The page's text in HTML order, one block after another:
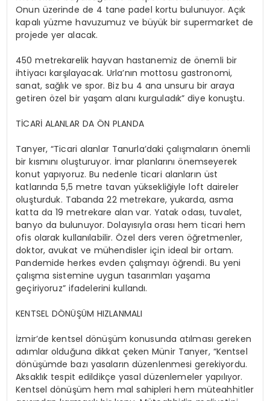
Onun üzerinde de 4 tanepadel kortu bulunuyor. Açık
kapalı yüzme havuzumuz ve büyük bir supermarket de
projede yer alacak.
450 metrekarelik hayvan hastanemiz de önemli bir
ihtiyacı karşılayacak. Urla’nın mottosu gastronomi,
sanat, sağlık ve spor. Biz bu 4 ana unsuru bir araya
getiren özel bir yaşam alanı kurguladık” diye konuştu.
TİCARİ ALANLAR DA ÖN PLANDA
Tanyer, “Ticari alanlar Tanurla’daki çalışmaların önemli
bir kısmını oluşturuyor. İmar planlarını önemseyerek
konut yapıyoruz. Bu nedenle ticari alanların üst
katlarında 5,5 metre tavan yüksekliğiyleloft daireler
oluşturduk. Tabanda 22 metrekare, yukarda, asma
katta da 19 metrekare alan var. Yatak odası, tuvalet,
banyo da bulunuyor. Dolayısıyla orası hem ticari hem
ofis olarak kullanılabilir. Özel ders veren öğretmenler,
doktor, avukat ve mühendisler için ideal bir ortam.
Pandemide herkes evden çalışmayı öğrendi. Bu yeni
çalışma sistemine uygun tasarımları yaşama
geçiriyoruz” ifadelerini kullandı.
KENTSEL DÖNÜŞÜM HIZLANMALI
İzmir’de kentsel dönüşüm konusunda atılması gereken
adımlar olduğuna dikkat çeken Münir Tanyer, “Kentsel
dönüşümde bazı yasaların düzenlenmesi gerekiyordu.
Aksaklık tespit edildikçe yasal düzenlemeler yapılıyor.
Kentsel dönüşüm hem mal sahipleri hem müteahhitler